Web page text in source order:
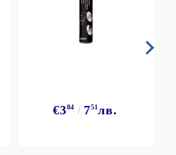
€384 751лв.